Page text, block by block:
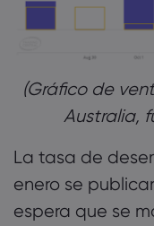
(Gráfico de
Australia,
La tasa de
enero se
espera que se